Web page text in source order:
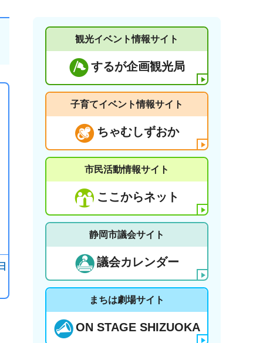
観光イベント情報サイト
するが企画観光局
子育てイベント情報サイト
ちゃむしずおか
市民活動情報サイト
ここからネット
静岡市議会サイト
議会カレンダー
まちは劇場サイト
ON STAGE SHIZUOKA